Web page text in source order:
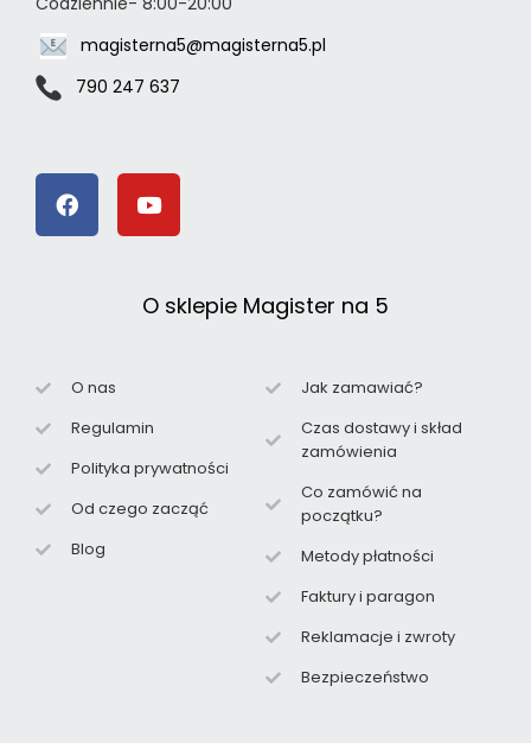
magisterna5@magisterna5.pl
790 247 637
O sklepie Magister na 5
O nas
Regulamin
Polityka prywatności
Od czego zacząć
Blog
Jak zamawiać?
Czas dostawy i skład
zamówienia
Co zamówić na
początku?
Metody płatności
Faktury i paragon
Reklamacje i zwroty
Bezpieczeństwo